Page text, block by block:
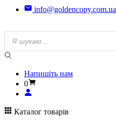
info@goldencopy.com.ua
Пошук
товарів
Напишіть нам
0
Каталог товарів